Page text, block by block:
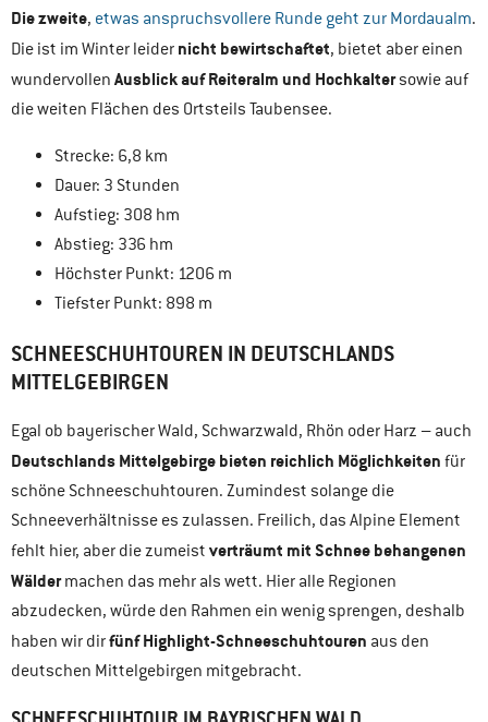
Die zweite, etwas anspruchsvollere Runde geht zur Mordaualm.
Die ist im Winter leider nicht bewirtschaftet, bietet aber einen
wundervollen Ausblick auf Reiteralm und Hochkaltersowie auf
die weiten Flächen des Ortsteils Taubensee.
Strecke: 6,8 km
Dauer: 3 Stunden
Aufstieg: 308 hm
Abstieg: 336 hm
Höchster Punkt: 1206 m
Tiefster Punkt: 898 m
SCHNEESCHUHTOUREN IN DEUTSCHLANDS
MITTELGEBIRGEN
Egal ob bayerischer Wald, Schwarzwald, Rhön oder Harz – auch
Deutschlands Mittelgebirge bieten reichlich Möglichkeiten für
schöne Schneeschuhtouren. Zumindest solange die
Schneeverhältnisse es zulassen. Freilich, das Alpine Element
fehlt hier, aber die zumeist verträumt mit Schnee behangenen
Wäldermachen das mehr als wett. Hier alle Regionen
abzudecken, würde den Rahmen ein wenig sprengen, deshalb
haben wir dirfünf Highlight-Schneeschuhtouren aus den
deutschen Mittelgebirgen mitgebracht.